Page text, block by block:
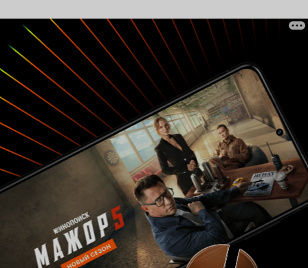
прониклась драматичностью и трагизмом её
жизни. Герой Рэйфа Файнса был сдержанным и
бесчувственным в плане своего отношения к
окружающим. Его сдержанность была именно
такой, какая и требовалась, на его лице была
написана власть, а в моменты его внезапного
гнева становилось страшно. Декорации,
интерьеры, столовые сервизы, костюмы,
парики в «Герцогине» так и блещут своим
богатством, роскошью и красотой. Так и
хочется пройтись по тем полам, подняться по
тем лестницам, потанцевать в тех залах, жить в
тех домах, которые можно назвать дворцами,
хоть они таковыми и не являются, поесть из той
посуды, надеть те платья, ожерелья, серьги,
кольца, браслеты и парики. Эта внешняя
сторона делает фильм красивым, приковывает
к себе внимание, но в то же время не отвлекает
от сути фильма. А музыка, отлично подходящая
фильму, несёт в себе трагическое веяние.